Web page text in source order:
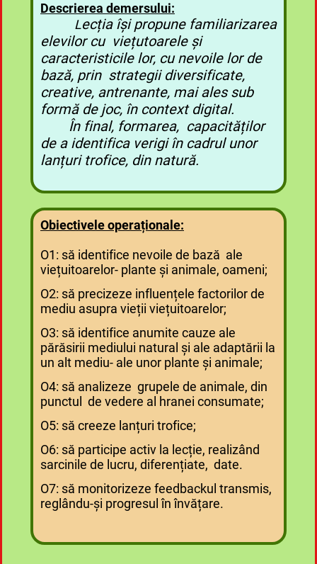
Descrierea demersului:
Lecția își propune familiarizarea
elevilor cu viețutoarele și
caracteristicile lor, cu nevoile lor de
bază, prin strategii diversificate,
creative, antrenante, mai ales sub
formă de joc, în context digital.
În final, formarea, capacităților
de a identifica verigi în cadrul unor
lanțuri trofice, din natură.
Obiectivele operaționale:
O1: să identifice nevoile de bază ale
viețuitoarelor- plante și animale, oameni;
O2: să precizeze influențele factorilor de
mediu asupra vieții viețuitoarelor;
O3: să identifice anumite cauze ale
părăsirii mediului natural și ale adaptării la
un alt mediu- ale unor plante și animale;
O4: să analizeze grupele de animale, din
punctul de vedere al hranei consumate;
O5: să creeze lanțuri trofice;
O6: să participe activ la lecție, realizând
sarcinile de lucru, diferențiate, date.
O7: să monitorizeze feedbackul transmis,
reglându-și progresul în învățare.